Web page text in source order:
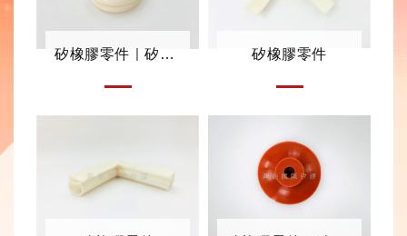
矽橡膠零件｜矽膠塞 矽橡膠零件